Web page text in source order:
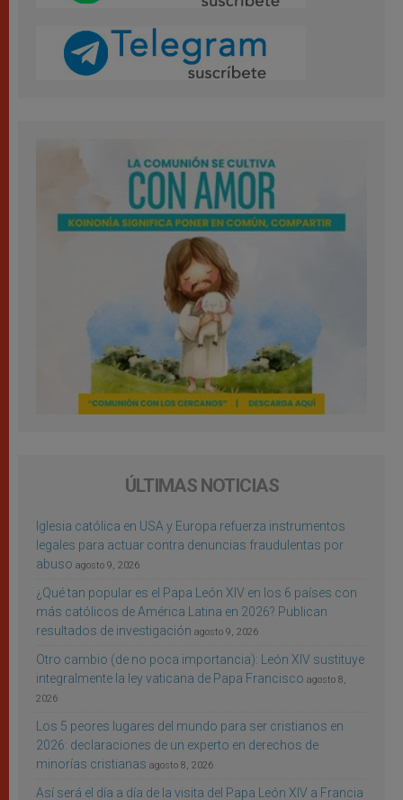
ÚLTIMAS NOTICIAS
Iglesia católica en USA y Europa refuerza instrumentos
legales para actuar contra denuncias fraudulentas por
abuso agosto 9, 2026
¿Qué tan popular es el Papa León XIV en los 6 países con
más católicos de América Latina en 2026? Publican
resultados de investigación agosto 9, 2026
Otro cambio (de no poca importancia): León XIV sustituye
integralmente la ley vaticana de Papa Francisco agosto 8,
2026
Los 5 peores lugares del mundo para ser cristianos en
2026: declaraciones de un experto en derechos de
minorías cristianas agosto 8, 2026
Así será el día a día de la visita del Papa León XIV a Francia